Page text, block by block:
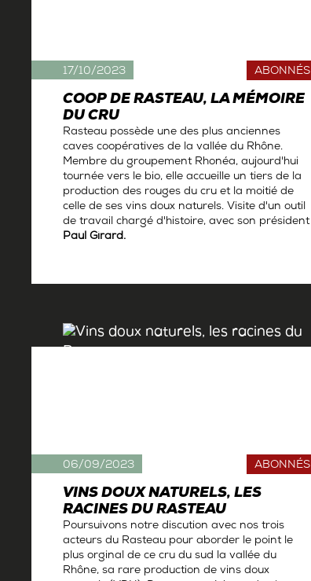
COOP DE RASTEAU, LA MÉMOIRE
DU CRU
ABONNÉS
Rasteau possède une des plus anciennes
caves coopératives de la vallée du Rhône.
Membre du groupement Rhonéa, aujourd'hui
tournée vers le bio, elle accueille un tiers de la
production des rouges du cru et la moitié de
celle de ses vins doux naturels. Visite d'un outil
de travail chargé d'histoire, avec son président
Paul Girard.
17/10/2023
VINS DOUX NATURELS, LES
RACINES DU RASTEAU
ABONNÉS
Poursuivons notre discution avec nos trois
acteurs du Rasteau pour aborder le point le
plus orginal de ce cru du sud la vallée du
Rhône, sa rare production de vins doux
06/09/2023